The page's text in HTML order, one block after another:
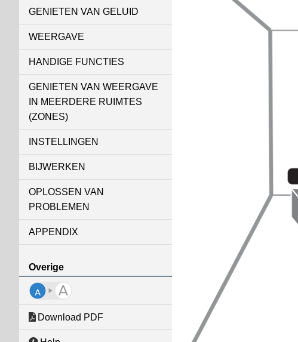
GENIETEN VAN GELUID
WEERGAVE
HANDIGE FUNCTIES
GENIETEN VAN WEERGAVE
IN MEERDERE RUIMTES
(ZONES)
INSTELLINGEN
BIJWERKEN
OPLOSSEN VAN
PROBLEMEN
APPENDIX
Overige
Download PDF